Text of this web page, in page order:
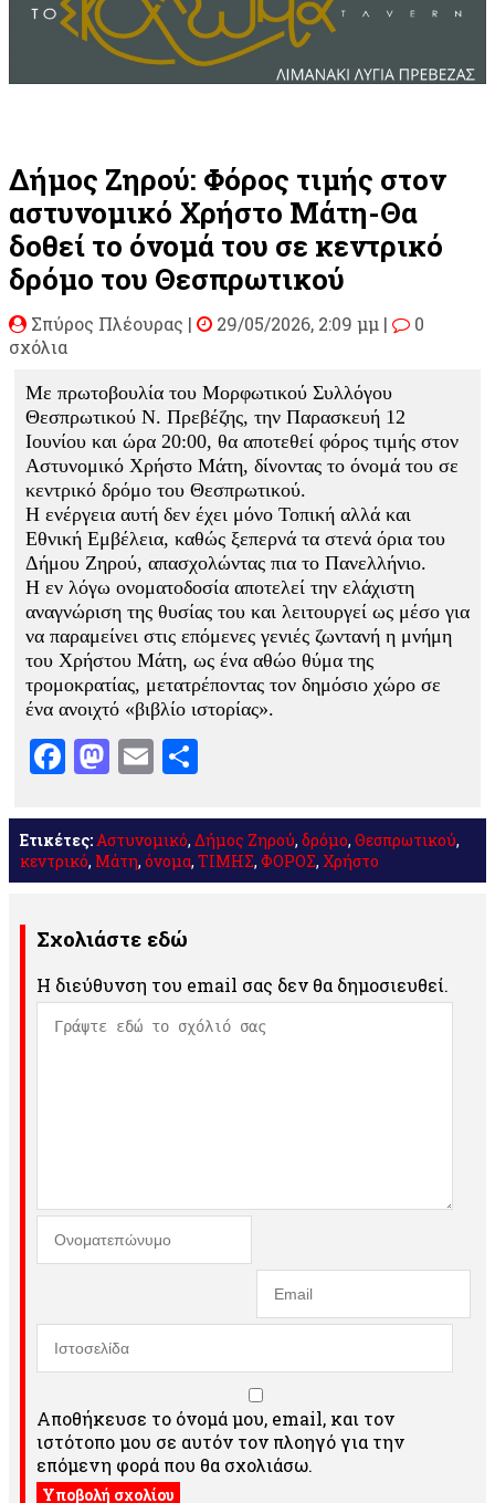
Δήμος Ζηρού: Φόρος τιμής στον
αστυνομικό Χρήστο Μάτη-Θα
δοθεί το όνομά του σε κεντρικό
δρόμο του Θεσπρωτικού
Σπύρος Πλέουρας | 29/05/2026, 2:09 μμ |
0
σχόλια
Με πρωτοβουλία του Μορφωτικού Συλλόγου
Θεσπρωτικού N. Πρεβέζης, την Παρασκευή 12
Ιουνίου και ώρα 20:00, θα αποτεθεί φόρος τιμής στον
Αστυνομικό Χρήστο Μάτη, δίνοντας το όνομά του σε
κεντρικό δρόμο του Θεσπρωτικού.
Η ενέργεια αυτή δεν έχει μόνο Τοπική αλλά και
Εθνική Εμβέλεια, καθώς ξεπερνά τα στενά όρια του
Δήμου Ζηρού, απασχολώντας πια το Πανελλήνιο.
Η εν λόγω ονοματοδοσία αποτελεί την ελάχιστη
αναγνώριση της θυσίας του και λειτουργεί ως μέσο για
να παραμείνει στις επόμενες γενιές ζωντανή η μνήμη
του Χρήστου Μάτη, ως ένα αθώο θύμα της
τρομοκρατίας, μετατρέποντας τον δημόσιο χώρο σε
ένα ανοιχτό «βιβλίο ιστορίας».
Facebook
Mastodon
Email
Ετικέτες: Αστυνομικό, Δήμος Ζηρού, δρόμο, Θεσπρωτικού,
κεντρικό, Μάτη, όνομα, ΤΙΜΗΣ, ΦΟΡΟΣ, Χρήστο
Σχολιάστε εδώ
Η διεύθυνση του email σας δεν θα δημοσιευθεί.
Αποθήκευσε το όνομά μου, email, και τον
ιστότοπο μου σε αυτόν τον πλοηγό για την
επόμενη φορά που θα σχολιάσω.